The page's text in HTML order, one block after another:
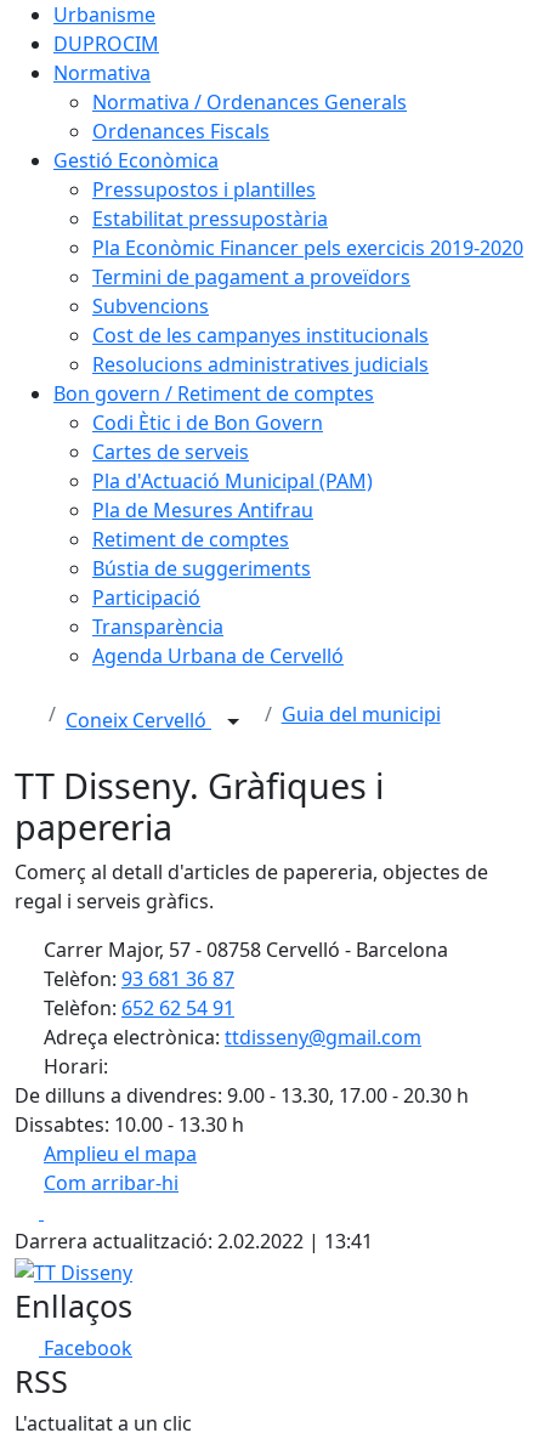
Urbanisme
DUPROCIM
Normativa
Normativa / Ordenances Generals
Ordenances Fiscals
Gestió Econòmica
Pressupostos i plantilles
Estabilitat pressupostària
Pla Econòmic Financer pels exercicis 2019-2020
Termini de pagament a proveïdors
Subvencions
Cost de les campanyes institucionals
Resolucions administratives judicials
Bon govern / Retiment de comptes
Codi Ètic i de Bon Govern
Cartes de serveis
Pla d'Actuació Municipal (PAM)
Pla de Mesures Antifrau
Retiment de comptes
Bústia de suggeriments
Participació
Transparència
Agenda Urbana de Cervelló
Coneix Cervelló Guia del municipi
TT Disseny. Gràfiques i
papereria
Comerç al detall d'articles de papereria, objectes de
regal i serveis gràfics.
Carrer Major, 57 - 08758 Cervelló - Barcelona
Telèfon: 93 681 36 87
Telèfon: 652 62 54 91
Adreça electrònica: ttdisseny@gmail.com
Horari:
De dilluns a divendres: 9.00 - 13.30, 17.00 - 20.30 h
Dissabtes: 10.00 - 13.30 h
Amplieu el mapa
Com arribar-hi
+
−
Darrera actualització: 2.02.2022 | 13:41
TT Disseny
Enllaços
Facebook
RSS
L'actualitat a un clic